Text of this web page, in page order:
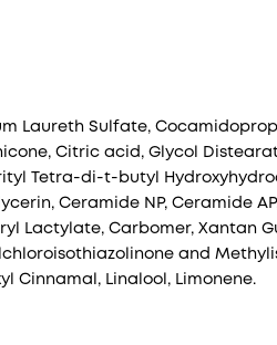
Laureth Sulfate,
Citric acid, Glycol
Tetra-di-t-butyl
Ceramide NP, Ceramide
Lactylate, Carbomer, Xantan
and
Cinnamal, Linalool, Limonene.